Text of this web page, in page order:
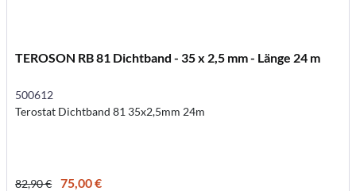
TEROSON RB 81 Dichtband - 35 x 2,5 mm - Länge 24 m
500612
Terostat Dichtband 81 35x2,5mm 24m
82,90 € 75,00 €